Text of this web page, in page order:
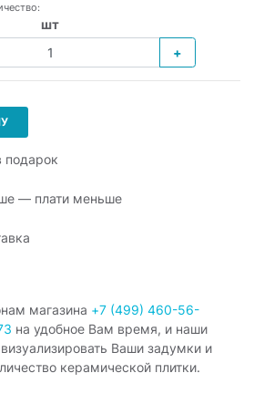
шт
+
подарок
— плати меньше
магазина +7 (499) 460-56-
на удобное Вам время, и наши
Ваши задумки и
керамической плитки.